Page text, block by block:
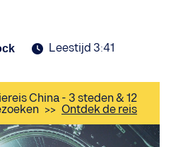
Leestijd 3:41
China - 3 steden & 12
>> Ontdek de reis